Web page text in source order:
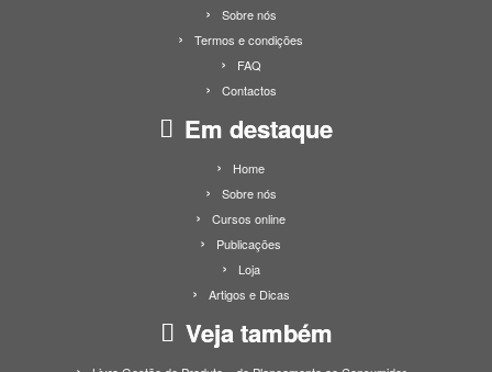
Sobre nós
Termos e condições
FAQ
Contactos
Em destaque
Home
Sobre nós
Cursos online
Publicações
Loja
Artigos e Dicas
Veja também